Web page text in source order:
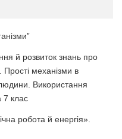
й розвиток знань про
Прості механізми в
Використання
7 клас
робота й енергія».